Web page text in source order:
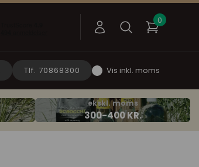
Tlf. 70868300 Vis inkl. moms